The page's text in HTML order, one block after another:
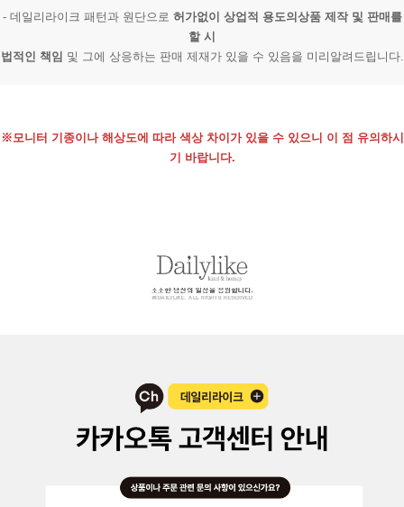
- 데일리라이크 패턴과 원단으로 허가없이 상업적 용도의상품 제작 및 판매를
할 시
법적인 책임 및 그에 상응하는 판매 제재가 있을 수 있음을 미리알려드립니다.
※모니터 기종이나 해상도에 따라 색상 차이가 있을 수 있으니 이 점 유의하시
기 바랍니다.